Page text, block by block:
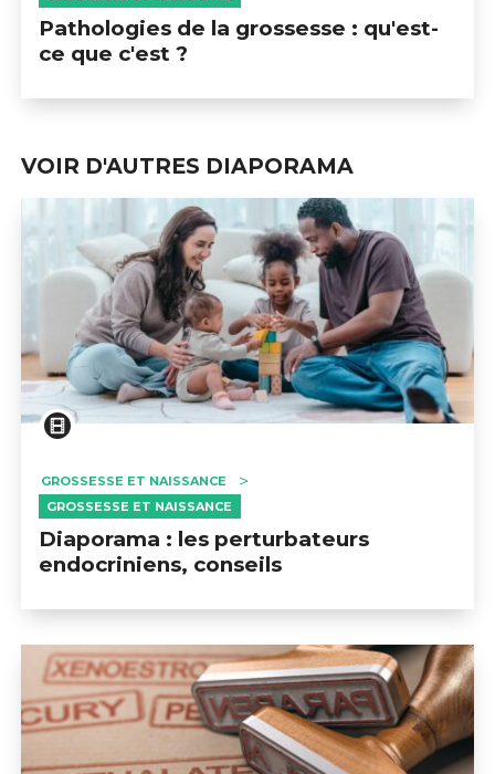
Pathologies de la grossesse : qu'est-
ce que c'est ?
VOIR D'AUTRES DIAPORAMA
GROSSESSE ET NAISSANCE
GROSSESSE ET NAISSANCE
Diaporama : les perturbateurs
endocriniens, conseils